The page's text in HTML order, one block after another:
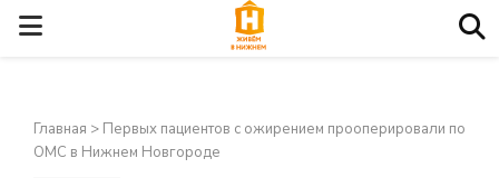
О
НГлавная > Первых пациентов с ожирением прооперировали по
ОМС в Нижнем Новгороде